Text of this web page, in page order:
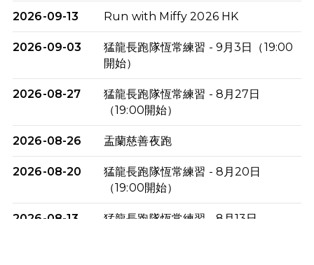
2026-09-13 Run with Miffy 2026 HK
2026-09-03
猛龍長跑隊恆常練習 - 9月3日（19:00
開始）
2026-08-27
猛龍長跑隊恆常練習 - 8月27日
（19:00開始）
2026-08-26 盂蘭慈善夜跑
2026-08-20
猛龍長跑隊恆常練習 - 8月20日
（19:00開始）
2026-08-13
猛龍長跑隊恆常練習 - 8月13日